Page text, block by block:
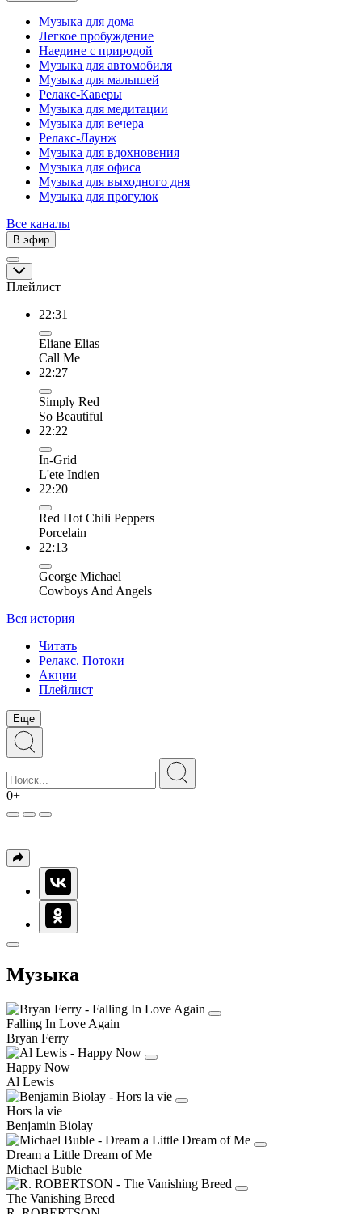
Музыка для дома
Легкое пробуждение
Наедине с природой
Музыка для автомобиля
Музыка для малышей
Релакс-Каверы
Музыка для медитации
Музыка для вечера
Релакс-Лаунж
Музыка для вдохновения
Музыка для офиса
Музыка для выходного дня
Музыка для прогулок
Все каналы
В эфир
Плейлист
22:31
Eliane Elias
Call Me
22:27
Simply Red
So Beautiful
22:22
In-Grid
L'ete Indien
22:20
Red Hot Chili Peppers
Porcelain
22:13
George Michael
Cowboys And Angels
Вся история
Читать
Релакс. Потоки
Акции
Плейлист
Еще
0+
Музыка
Falling In Love Again
Bryan Ferry
Happy Now
Al Lewis
Hors la vie
Benjamin Biolay
Dream a Little Dream of Me
Michael Buble
The Vanishing Breed